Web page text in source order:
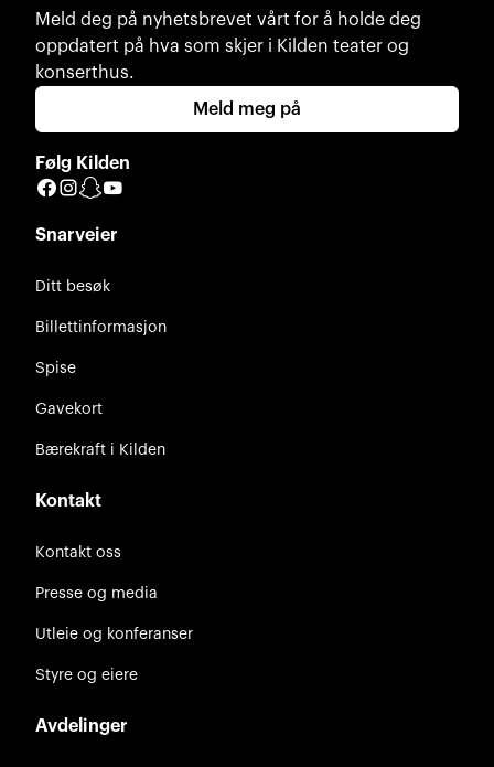
Meld deg på nyhetsbrevet vårt for å holde deg
oppdatert på hva som skjer i Kilden teater og
konserthus.
Meld meg på
Følg Kilden
Facebook
Instagram
Snapchat
Snarveier
Ditt besøk
Billettinformasjon
Spise
Gavekort
Bærekraft i Kilden
Kontakt
Kontakt oss
Presse og media
Utleie og konferanser
Styre og eiere
Avdelinger